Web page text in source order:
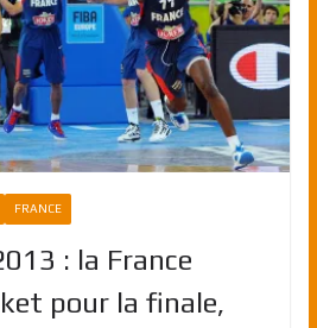
FRANCE
: la France
pour la finale,